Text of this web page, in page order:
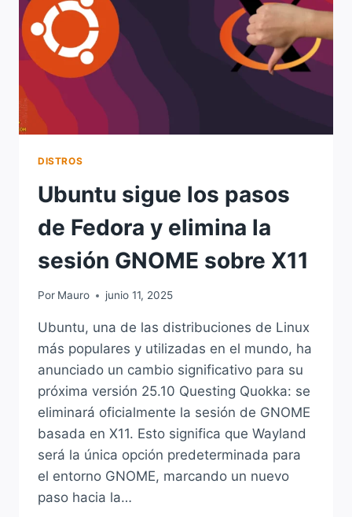
PARA
DEJAR
TU
SISTEMA
A
PUNTO
DISTROS
Ubuntu sigue los pasos
de Fedora y elimina la
sesión GNOME sobre X11
Por Mauro junio 11, 2025
Ubuntu, una de las distribuciones de Linux
más populares y utilizadas en el mundo, ha
anunciado un cambio significativo para su
próxima versión 25.10 Questing Quokka: se
eliminará oficialmente la sesión de GNOME
basada en X11. Esto significa que Wayland
será la única opción predeterminada para
el entorno GNOME, marcando un nuevo
paso hacia la…